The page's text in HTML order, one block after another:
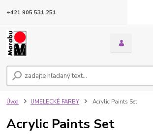
+421 905 531 251
Úvod UMELECKÉ FARBY Acrylic Paints Set
Acrylic Paints Set